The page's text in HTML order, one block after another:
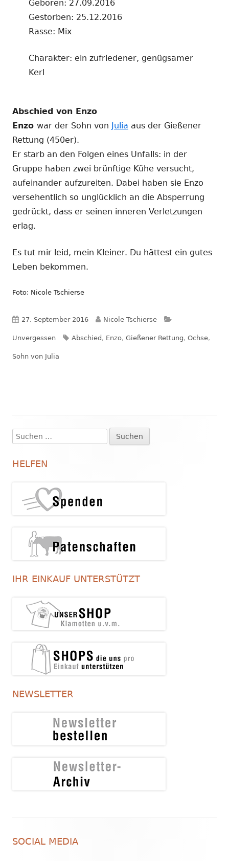
Geboren: 27.09.2016
Gestorben: 25.12.2016
Rasse: Mix
Charakter: ein zufriedener, genügsamer
Kerl
Abschied von Enzo
Enzo war der Sohn von Julia aus der Gießener
Rettung (450er).
Er starb an den Folgen eines Unfalls: in der
Gruppe haben zwei brünftige Kühe versucht,
aufeinander aufzureiten. Dabei haben sie Enzo
versehentlich so unglücklich an die Absperrung
gedrückt, dass er seinen inneren Verletzungen
erlag.
Es tut mir leid, mein Kleiner. Du hättest ein gutes
Leben bekommen.
Foto: Nicole Tschierse
Veröffentlicht
am
27. September 2016 Autor
Nicole Tschierse
Unvergessen Schlagwörter
Abschied , Enzo, Gießener Rettung, Ochse,
Sohn von Julia
Haupt-
Seitenleiste
Suchen
nach:
HELFEN
IHR EINKAUF UNTERSTÜTZT
NEWSLETTER
Inhalt
SOCIAL MEDIA